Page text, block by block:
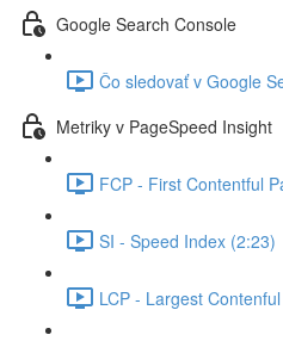
Google Search Console
Čo sledovať v Google
Metriky v PageSpeed Insight
FCP - First Contentful
SI - Speed Index (2:23)
LCP - Largest